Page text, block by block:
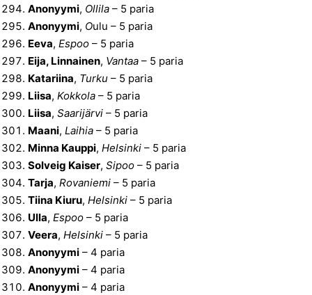
Anonyymi, Ollila – 5 paria
Anonyymi, Oulu – 5 paria
Eeva, Espoo – 5 paria
Eija, Linnainen, Vantaa – 5 paria
Katariina, Turku – 5 paria
Liisa, Kokkola – 5 paria
Liisa, Saarijärvi – 5 paria
Maani, Laihia – 5 paria
Minna Kauppi, Helsinki – 5 paria
Solveig Kaiser, Sipoo – 5 paria
Tarja, Rovaniemi – 5 paria
Tiina Kiuru, Helsinki – 5 paria
Ulla, Espoo – 5 paria
Veera, Helsinki – 5 paria
Anonyymi – 4 paria
Anonyymi – 4 paria
Anonyymi – 4 paria